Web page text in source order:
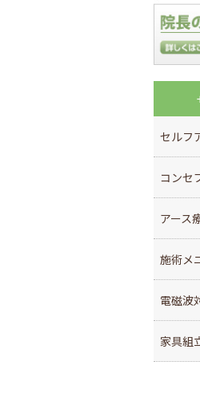
セルフ
コンセ
アース
施術メ
電磁波
家具組